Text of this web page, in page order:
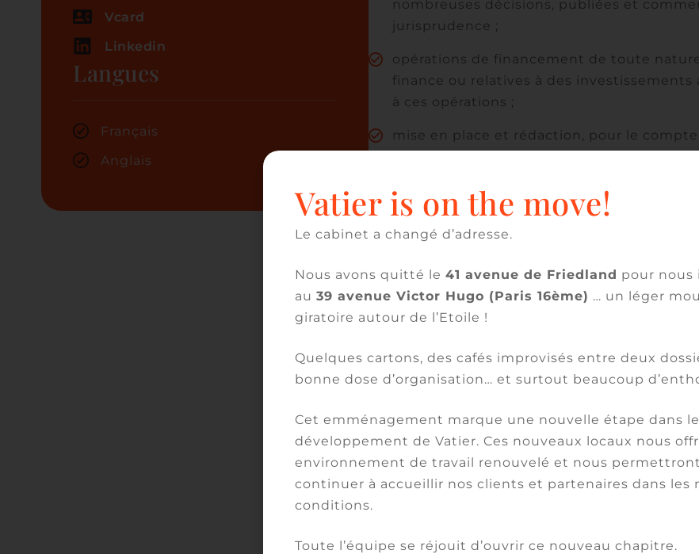
Vcard
Linkedin
Langues
Français
Anglais
nombreuses décisions, publiées et
jurisprudence ;
opérations de financement de toute
finance ou relatives à des
à ces opérations ;
mise en place et rédaction, pour le
documentations contractuelles «
générales ou conventions cadres relatives
documentaires et lettres de crédit stand-
confirmation silencieuse de crédits
Dominique est également actif dans le
judiciaire ou arbitral.
Il a rejoint le cabinet Vatier en janvier 2020. Il
Slaughter & May, ASA, Alérion dont il fut un
Domaines d’expertise
Droit bancaire et financier
Vatier is on the move!
Le cabinet a changé d’adresse.
Nous avons quitté le 41 avenue de Friedland pour nous
au 39 avenue Victor Hugo (Paris 16ème) … un léger
giratoire autour de l’Etoile !
Quelques cartons, des cafés improvisés entre deux
bonne dose d’organisation… et surtout beaucoup
Cet emménagement marque une nouvelle étape dans le
développement de Vatier. Ces nouveaux locaux nous
environnement de travail renouvelé et nous
continuer à accueillir nos clients et partenaires dans les
conditions.
Toute l’équipe se réjouit d’ouvrir ce nouveau chapitre.